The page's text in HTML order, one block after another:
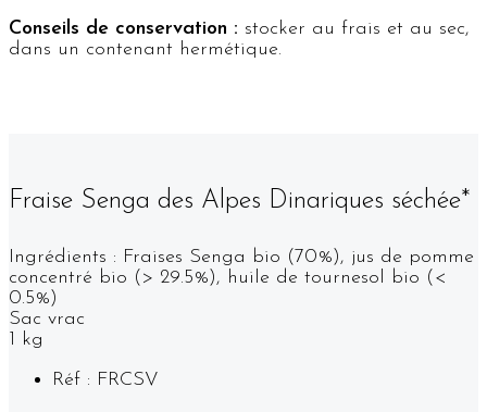
Conseils de conservation : stocker au frais et au sec,
dans un contenant hermétique.
Fraise Senga des Alpes Dinariques séchée*
Ingrédients : Fraises Senga bio (70%), jus de pomme
concentré bio (> 29.5%), huile de tournesol bio (<
0.5%)
Sac vrac
1 kg
Réf : FRCSV